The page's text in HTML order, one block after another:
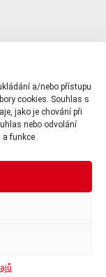
a/nebo přístupu
cookies. Souhlas s
jako je chování při
nebo odvolání
funkce.